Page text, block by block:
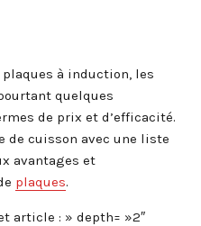
à induction, les
quelques
de prix et d’efficacité.
de cuisson avec une liste
avantages et
plaques.
article : » depth= »2″